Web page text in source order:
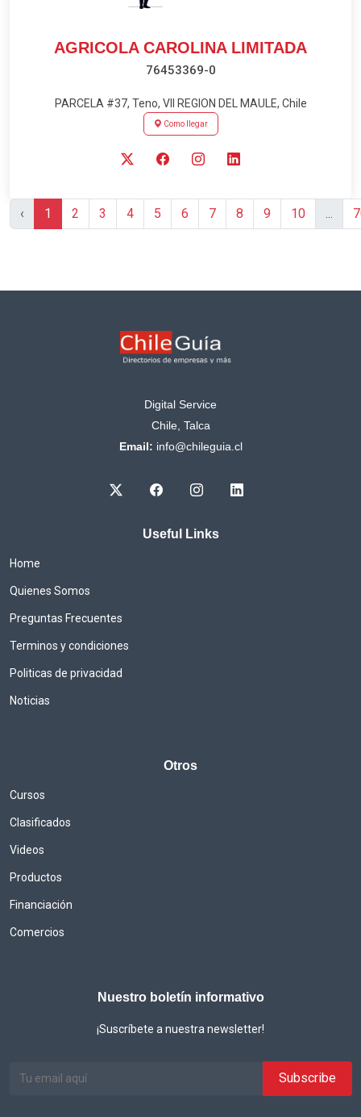
AGRICOLA CAROLINA LIMITADA
76453369-0
PARCELA #37, Teno, VII REGION DEL MAULE, Chile
Como llegar
‹ 1 2 3 4 5 6 7 8 9 10 ...
Digital Service
Chile, Talca
Email: info@chileguia.cl
Useful Links
Home
Quienes Somos
Preguntas Frecuentes
Terminos y condiciones
Politicas de privacidad
Noticias
Otros
Cursos
Clasificados
Videos
Productos
Financiación
Comercios
Nuestro boletín informativo
¡Suscríbete a nuestra newsletter!